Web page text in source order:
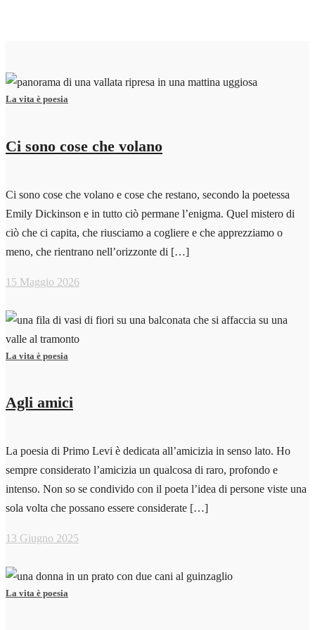
La vita è poesia
Ci sono cose che volano
Ci sono cose che volano e cose che restano, secondo la poetessa
Emily Dickinson e in tutto ciò permane l’enigma. Quel mistero di
ciò che ci capita, che riusciamo a cogliere e che apprezziamo o
meno, che rientrano nell’orizzonte di […]
15 Maggio 2026
La vita è poesia
Agli amici
La poesia di Primo Levi è dedicata all’amicizia in senso lato. Ho
sempre considerato l’amicizia un qualcosa di raro, profondo e
intenso. Non so se condivido con il poeta l’idea di persone viste una
sola volta che possano essere considerate […]
13 Giugno 2025
La vita è poesia